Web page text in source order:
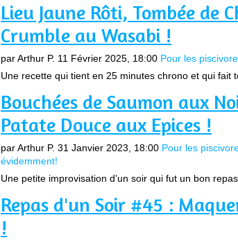
Lieu Jaune Rôti, Tombée de
Crumble au Wasabi !
par Arthur P. 11 Février 2025, 18:00 Pour les
Une recette qui tient en 25 minutes chrono et qui fait
Bouchées de Saumon aux
Patate Douce aux Epices !
par Arthur P. 31 Janvier 2023, 18:00 Pour les
évidemment!
Une petite improvisation d’un soir qui fut un bon repas
Repas d'un Soir #45 :
!